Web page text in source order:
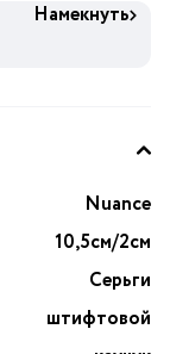
Намекнуть
Nuance
10,5см/2см
Серьги
штифтовой